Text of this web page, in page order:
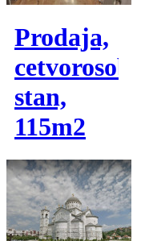
Prodaja,
cetvorosoban
stan,
115m2